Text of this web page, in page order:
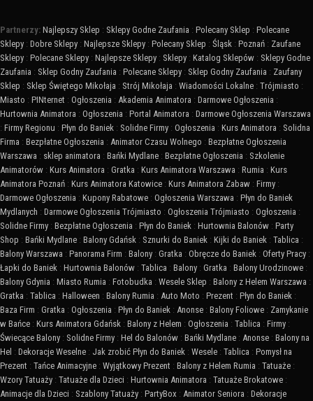
Partnerzy: Najlepszy Sklep : Sklepy Godne Zaufania : Polecany Sklep : Polecane
Sklepy : Dobre Sklepy : Najlepsze Sklepy : Polecany Sklep : Śląsk : Poznań : Zaufane
Sklepy : Polecane Sklepy : Najlepsze Sklepy : Sklepy : Katalog Sklepów : Sklepy Godne
Zaufania : Sklep Godny Zaufania : Polecane Sklepy : Sklep Godny Zaufania : Zaufany
Sklep : Sklep Świętego Mikołaja : Strój Mikołaja : Wiadomości Lokalne : Trójmiasto :
Miasto : PINternet : Ogłoszenia : Akademia Animatora : Darmowe Ogłoszenia :
Hurtownia Animatora : Ogłoszenia : Portal Animatora : Darmowe Ogłoszenia Warszawa
: Firmy Regionu : Płyn do Baniek : Solidne Firmy : Ogłoszenia : Kurs Animatora : Solidna
Firma : Bezpłatne Ogłoszenia : Animator Czasu Wolnego : Bezpłatne Ogłoszenia
Warszawa : sklep animatora : Bańki Mydlane : Bezpłatne Ogłoszenia : Szkolenie
Animatorów : Kurs Animatora : Gratka : Kurs Animatora Warszawa : Rumia : Kurs
Animatora Poznań : Kurs Animatora Katowice : Kurs Animatora Zabaw : Firmy :
Darmowe Ogłoszenia : Kupony Rabatowe : Ogłoszenia Warszawa : Płyn do Baniek
Mydlanych : Darmowe Ogłoszenia Trójmiasto : Ogłoszenia Trójmiasto : Ogłoszenia :
Solidne Firmy : Bezpłatne Ogłoszenia : Płyn do Baniek : Hurtownia Balonów : Party
Shop : Bańki Mydlane : Balony Gdańsk : Sznurki do Baniek : Kijki do Baniek : Tablica :
Balony Warszawa : Panorama Firm : Balony : Gratka : Obręcze do Baniek : Oferty Pracy :
Łapki do Baniek : Hurtownia Balonów : Tablica : Balony : Gratka : Balony Urodzinowe :
Balony Gdynia : Miasto Rumia : Fotobudka : Wesele Sklep : Balony z Helem Warszawa :
Gratka : Tablica : Halloween : Balony Rumia : Auto Moto : Prezent : Płyn do Baniek :
Baza Firm : Gratka : Ogłoszenia : Płyn do Baniek : Anonse : Balony Foliowe : Zamykanie
w Bańce : Kurs Animatora Gdańsk : Balony z Helem : Ogłoszenia : Tablica : Firmy :
Świecące Balony : Solidne Firmy : Hel do Balonów : Bańki Mydlane : Anonse : Balony na
Hel : Dekoracje Weselne : Jak zrobić Płyn do Baniek : Wesele : Tablica : Pomysł na
Prezent : Tańce Animacyjne : Wyjątkowy Prezent : Balony z Helem Rumia : Tatuaże :
Wzory Tatuaży : Tatuaże dla Dzieci : Hurtownia Animatora : Tatuaże Brokatowe :
Animacje dla Dzieci : Szablony Tatuaży : PartyBox : Animator Seniora : Dekoracje